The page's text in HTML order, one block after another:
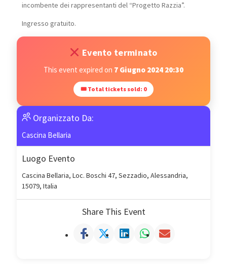
incombente dei rappresentanti del “Progetto Razzia”.
Ingresso gratuito.
Evento terminato
This event expired on 7 Giugno 2024 20:30
🎟 Total tickets sold: 0
Organizzato Da:
Cascina Bellaria
Luogo Evento
Cascina Bellaria, Loc. Boschi 47, Sezzadio, Alessandria,
15079, Italia
Share This Event